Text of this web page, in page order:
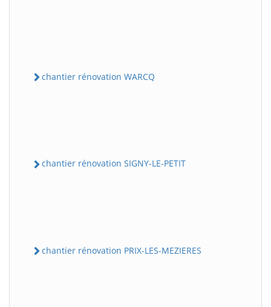
chantier rénovation WARCQ
chantier rénovation SIGNY-LE-PETIT
chantier rénovation PRIX-LES-MEZIERES